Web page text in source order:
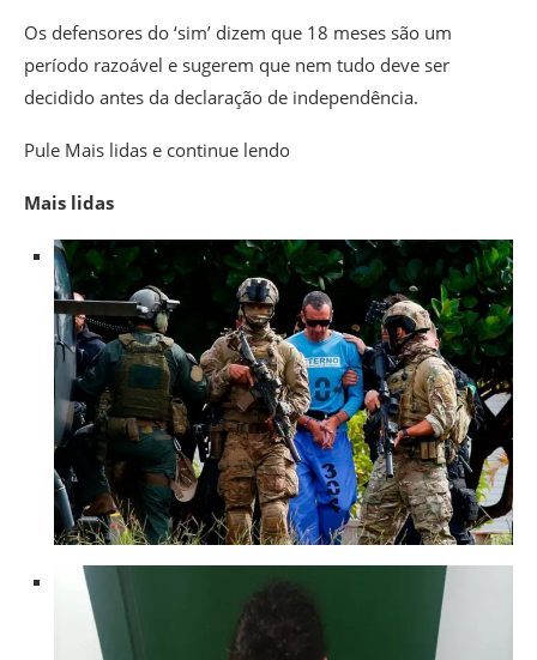
Os defensores do ‘sim’ dizem que 18 meses são um
período razoável e sugerem que nem tudo deve ser
decidido antes da declaração de independência.
Pule Mais lidas e continue lendo
Mais lidas